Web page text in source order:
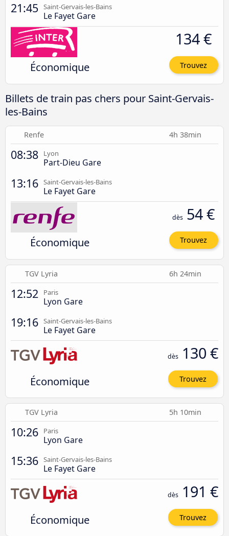
21:45 Saint-Gervais-les-Bains
Le Fayet Gare
Économique
134 €
Trouvez
Billets de train pas chers pour Saint-Gervais-
les-Bains
Renfe 4h 38min
08:38 Lyon
Part-Dieu Gare
13:16 Saint-Gervais-les-Bains
Le Fayet Gare
Économique
dès 54 €
Trouvez
TGV Lyria 6h 24min
12:52 Paris
Lyon Gare
19:16 Saint-Gervais-les-Bains
Le Fayet Gare
Économique
dès 130 €
Trouvez
TGV Lyria 5h 10min
10:26 Paris
Lyon Gare
15:36 Saint-Gervais-les-Bains
Le Fayet Gare
Économique
dès 191 €
Trouvez